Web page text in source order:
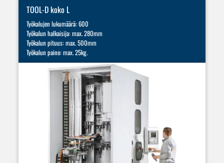
TOOL-D koko L
Työkalujen lukumäärä: 600
Työkalun halkaisija: max. 280mm
Työkalun pituus: max. 500mm
Työkalun paino: max. 25kg.